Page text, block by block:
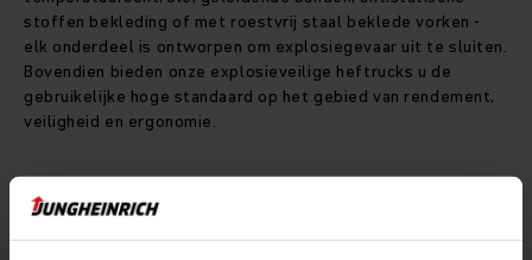
stoffen bekleding of met roestvrij staal beklede vorken -
elk onderdeel is ontworpen om explosiegevaar uit te sluiten.
Bovendien bieden onze explosieveilige heftrucks u de
gebruikelijke hoge standaard op het gebied van rendement,
veiligheid en ergonomie.